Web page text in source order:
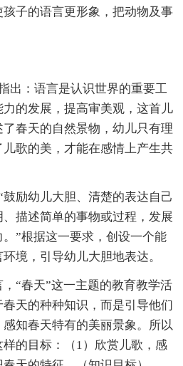
子的语言更形象，把动物及事
出：语言是认识世界的重要工
的发展，提高审美观，这首儿
春天的自然景物，幼儿只有理
歌的美，才能在感情上产生共
励幼儿大胆、清楚的表达自己
描述简单的事物或过程，发展
”根据这一要求，创设一个能
境，引导幼儿大胆地表达。
“春天”这一主题的教育教学活
天的种种知识，而是引导他们
知春天特有的美丽景象。所以
的目标：（1）欣赏儿歌，感